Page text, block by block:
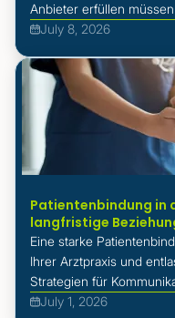
Anbieter erfüllen
Haftungsrisiken
July 8, 2026
Patientenbindung in
langfristige
Eine starke
Ihrer Arztpraxis und
Strategien für
Sie nachhaltiges
July 1, 2026